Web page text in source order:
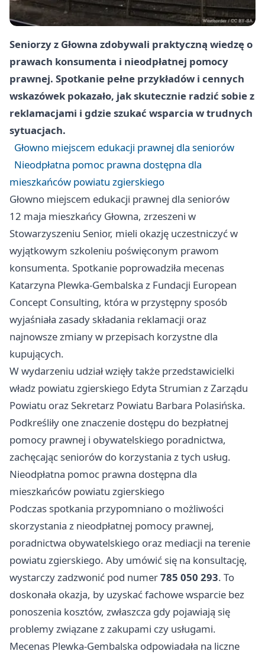
Seniorzy z Głowna zdobywali praktyczną wiedzę o
prawach konsumenta i nieodpłatnej pomocy
prawnej. Spotkanie pełne przykładów i cennych
wskazówek pokazało, jak skutecznie radzić sobie z
reklamacjami i gdzie szukać wsparcia w trudnych
sytuacjach.
Głowno miejscem edukacji prawnej dla seniorów
Nieodpłatna pomoc prawna dostępna dla
mieszkańców powiatu zgierskiego
Głowno miejscem edukacji prawnej dla seniorów
12 maja mieszkańcy Głowna, zrzeszeni w
Stowarzyszeniu Senior, mieli okazję uczestniczyć w
wyjątkowym szkoleniu poświęconym prawom
konsumenta. Spotkanie poprowadziła mecenas
Katarzyna Plewka-Gembalska z Fundacji European
Concept Consulting, która w przystępny sposób
wyjaśniała zasady składania reklamacji oraz
najnowsze zmiany w przepisach korzystne dla
kupujących.
W wydarzeniu udział wzięły także przedstawicielki
władz powiatu zgierskiego Edyta Strumian z Zarządu
Powiatu oraz Sekretarz Powiatu Barbara Polasińska.
Podkreśliły one znaczenie dostępu do bezpłatnej
pomocy prawnej i obywatelskiego poradnictwa,
zachęcając seniorów do korzystania z tych usług.
Nieodpłatna pomoc prawna dostępna dla
mieszkańców powiatu zgierskiego
Podczas spotkania przypomniano o możliwości
skorzystania z nieodpłatnej pomocy prawnej,
poradnictwa obywatelskiego oraz mediacji na terenie
powiatu zgierskiego. Aby umówić się na konsultację,
wystarczy zadzwonić pod numer785 050 293. To
doskonała okazja, by uzyskać fachowe wsparcie bez
ponoszenia kosztów, zwłaszcza gdy pojawiają się
problemy związane z zakupami czy usługami.
Mecenas Plewka-Gembalska odpowiadała na liczne